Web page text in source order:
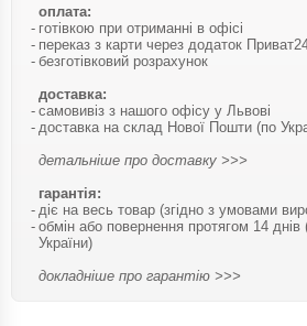
оплата:
готівкою при отриманні в офісі
переказ з карти через додаток
безготівковий розрахунок
доставка:
самовивіз з нашого офісу у Львові
доставка на склад Нової Пошти (по
детальніше про доставку >>>
гарантія:
діє на весь товар (згідно з умовами
обмін або повернення протягом 14 днів
України)
докладніше про гарантію >>>